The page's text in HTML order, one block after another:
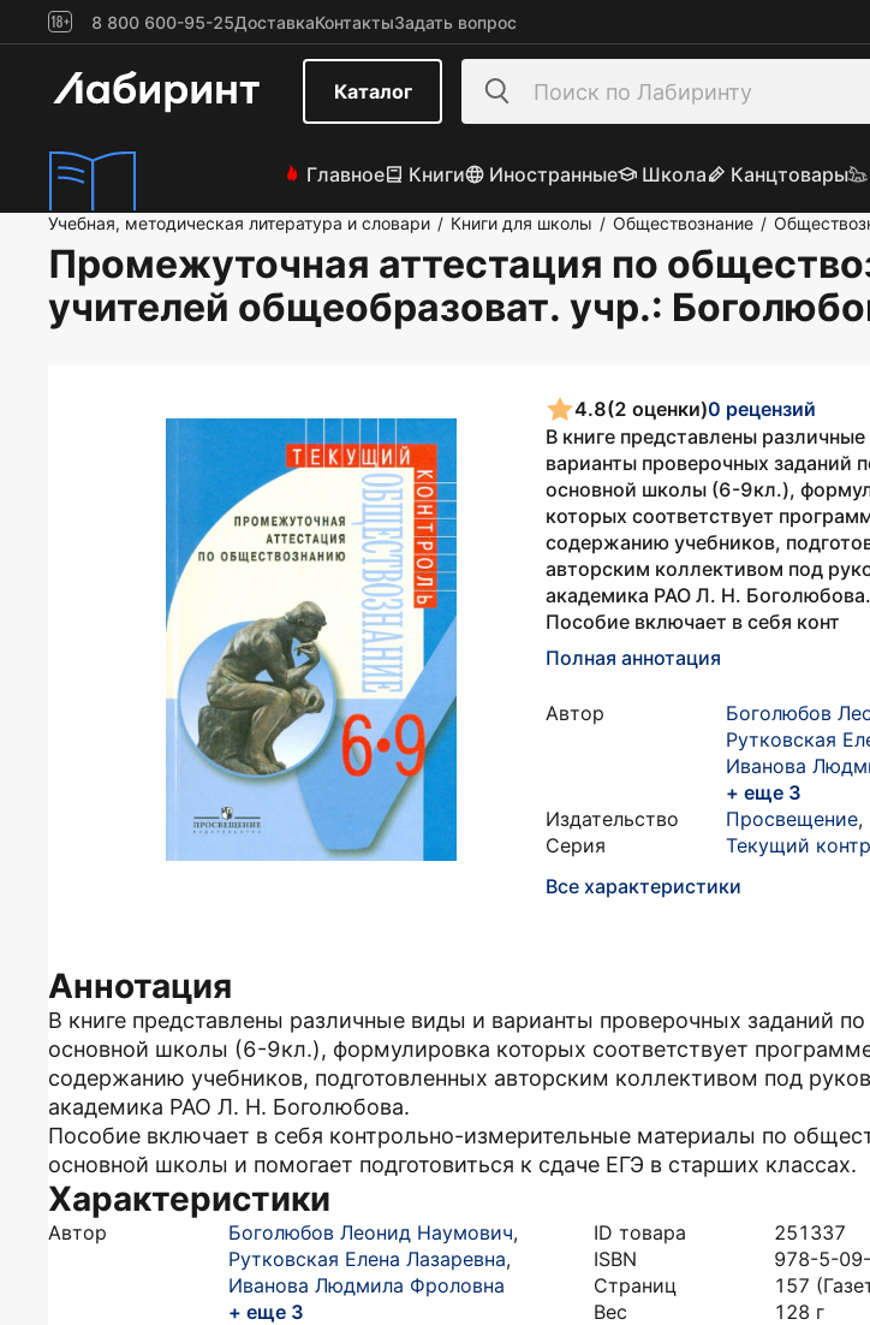
8 800 600-95-25ДоставкаКонтактыЗадать вопрос
Каталог
Главное Книги Иностранные Школа Канцтовары
Учебная, методическая литература и словари / Книги для школы / Обществознание /
Промежуточная аттестация по
учителей общеобразоват. учр.:
4.8(2 оценки)0 рецензий
В книге представлены
варианты проверочных заданий
основной школы (6-9кл.),
которых соответствует
содержанию учебников,
авторским коллективом под
академика РАО Л. Н. Боголюбова.
Пособие включает в себя конт
Полная аннотация
Автор Боголюбов
Рутковская
Иванова
+ еще 3
Издательство
Просвещение,
Серия
Текущий
Все характеристики
Аннотация
В книге представлены различные виды и варианты проверочных заданий
основной школы (6-9кл.), формулировка которых соответствует
содержанию учебников, подготовленных авторским коллективом под
академика РАО Л. Н. Боголюбова.
Пособие включает в себя контрольно-измерительные материалы по
основной школы и помогает подготовиться к сдаче ЕГЭ в старших классах.
Характеристики
Автор Боголюбов Леонид Наумович,
Рутковская Елена Лазаревна,
Иванова Людмила Фроловна
+ еще 3
ID товара
251337
ISBN
978-5-
Страниц
157
Вес
128 г